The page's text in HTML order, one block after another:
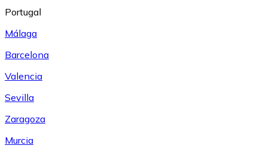
Portugal
Málaga
Barcelona
Valencia
Sevilla
Zaragoza
Murcia